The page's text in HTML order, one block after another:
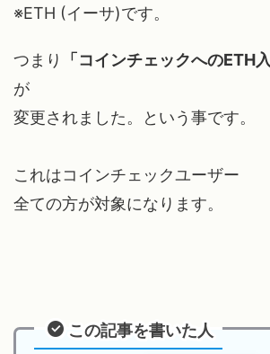
※ETH (イーサ)です。
つまり
「コインチェックへのETH
が
変更されました。という事です。
これはコインチェックユーザー
全ての方が対象になります。
この記事を書いた人